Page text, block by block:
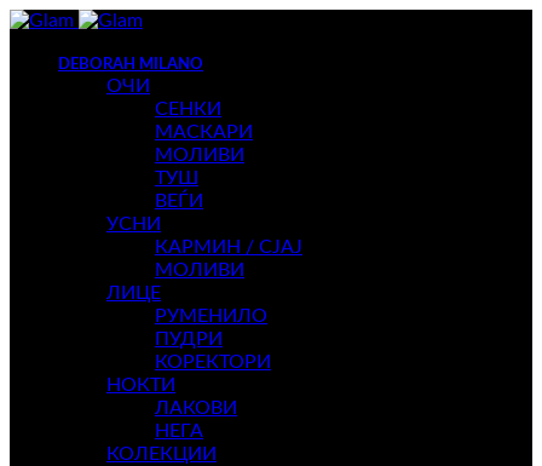
DEBORAH MILANO
ОЧИ
СЕНКИ
МАСКАРИ
МОЛИВИ
ТУШ
ВЕЃИ
УСНИ
КАРМИН / СЈАЈ
МОЛИВИ
ЛИЦЕ
РУМЕНИЛО
ПУДРИ
КОРЕКТОРИ
НОКТИ
ЛАКОВИ
НЕГА
КОЛЕКЦИИ